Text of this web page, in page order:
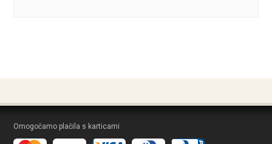
Omogočamo plačila s karticami